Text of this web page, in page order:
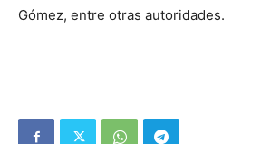
Gómez, entre otras autoridades.